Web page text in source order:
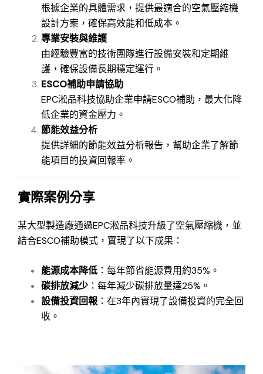
根據企業的具體需求，提供最適合的空氣壓縮機
設計方案，確保高效能和低成本。
專業安裝與維護
由經驗豐富的技術團隊進行設備安裝和定期維
護，確保設備長期穩定運行。
ESCO補助申請協助
EPC淞品科技協助企業申請ESCO補助，最大化降
低企業的資金壓力。
節能效益分析
提供詳細的節能效益分析報告，幫助企業了解節
能項目的投資回報率。
實際案例分享
某大型製造廠通過EPC淞品科技升級了空氣壓縮機，並
結合ESCO補助模式，實現了以下成果：
能源成本降低 ：每年節省能源費用約35%。
碳排放減少 ：每年減少碳排放量達25%。
設備投資回報：在3年內實現了設備投資的完全回
收。